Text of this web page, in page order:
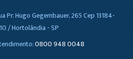
Pr. Hugo Gegembauer, 265 Cep 13184-
/ Hortolândia - SP
0800 948 0048